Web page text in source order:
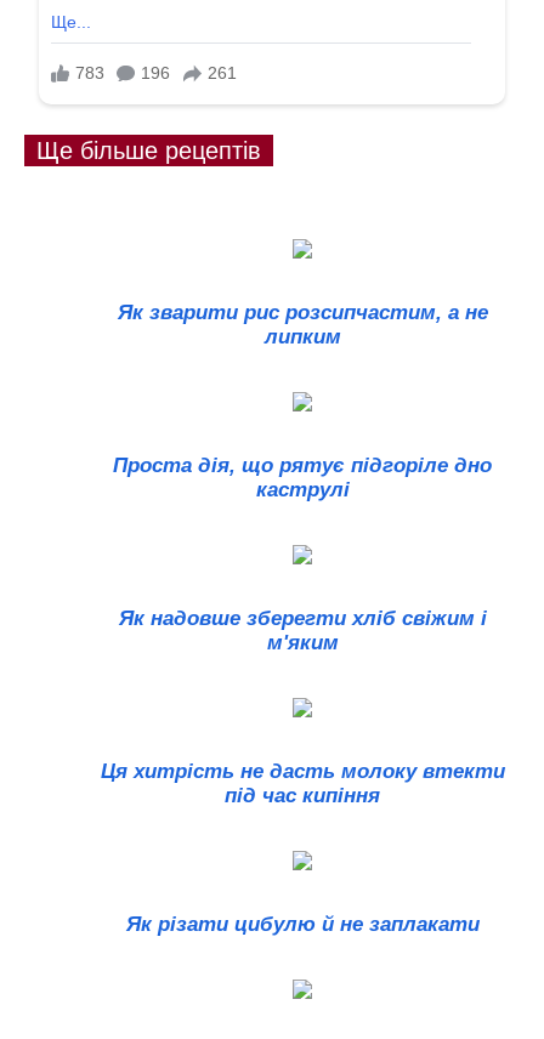
Ще більше рецептів
Як зварити рис розсипчастим, а не
липким
Проста дія, що рятує підгоріле дно
каструлі
Як надовше зберегти хліб свіжим і
м'яким
Ця хитрість не дасть молоку втекти
під час кипіння
Як різати цибулю й не заплакати